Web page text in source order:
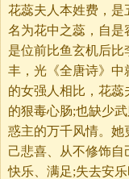
花蕊夫人本姓费，是
名为花中之蕊，自是
是位前比鱼玄机后
丰，光《全唐诗》中
的女强人相比，花
的狠毒心肠;也缺少
惑主的万千风情。她
己悲喜、从不修饰
快乐、满足;失去安